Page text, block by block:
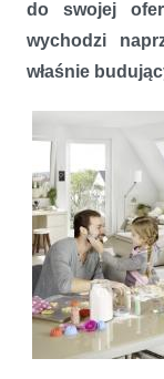
do swojej
wychodzi
właśnie